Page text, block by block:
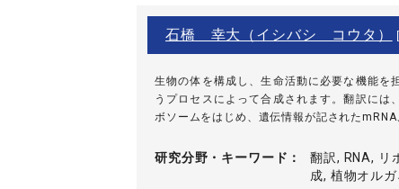
石橋 幸大（イシバシ コウタ）
生物の体を構成し、生命活動に必要な機能を
うプロセスによって合成されます。翻訳には
ボソームをはじめ、遺伝情報が記された
研究分野・ キーワード
翻訳, RNA, リ
成, 植物オルガ